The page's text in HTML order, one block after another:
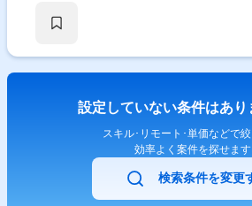
設定していない条件はあり
スキル･リモート･単価などで絞
効率よく案件を探せます
検索条件を変更